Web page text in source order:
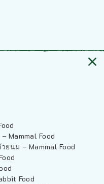
Mammal Food
ยนม – Mammal Food
Food